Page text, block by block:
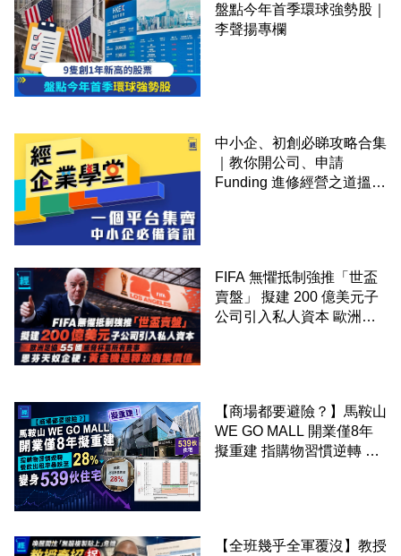
盤點今年首季環球強勢股｜
李聲揚專欄
中小企、初創必睇攻略合集
｜教你開公司、申請
Funding 進修經營之道搵大
FIFA 無懼抵制強推「世盃
賣盤」 擬建 200 億美元子
公司引入私人資本 歐洲足
【商場都要避險？】馬鞍山
WE GO MALL 開業僅8年
擬重建 指購物習慣逆轉 餐
【全班幾乎全軍覆沒】教授